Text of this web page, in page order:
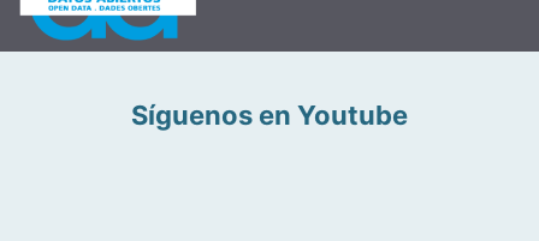
Síguenos en Youtube